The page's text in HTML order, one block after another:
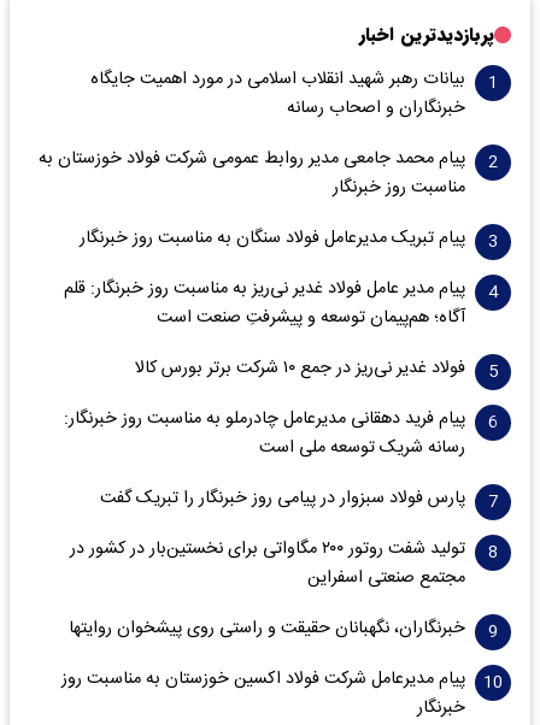
پربازدیدترین اخبار
بیانات رهبر شهید انقلاب اسلامی در مورد اهمیت جایگاه
خبرنگاران و اصحاب رسانه
پیام محمد جامعی مدیر روابط عمومی شرکت فولاد خوزستان به
مناسبت روز خبرنگار
پیام تبریک مدیرعامل فولاد سنگان به مناسبت روز خبرنگار
پیام مدیر عامل فولاد غدیر نی‌ریز به مناسبت روز خبرنگار: قلم
آگاه؛ هم‌پیمان توسعه و پیشرفتِ صنعت است
فولاد غدیر نی‌ریز در جمع ۱۰ شرکت برتر بورس کالا
پیام فرید دهقانی مدیرعامل چادرملو به مناسبت روز خبرنگار:
رسانه شریک توسعه ملی است
پارس فولاد سبزوار در پیامی روز خبرنگار را تبریک گفت
تولید شفت روتور ۲۰۰ مگاواتی برای نخستین‌بار در کشور در
مجتمع صنعتی اسفراین
خبرنگاران، نگهبانان حقیقت و راستی روی پیشخوان روایت­ها
پیام مدیرعامل شرکت فولاد اکسین خوزستان به مناسبت روز
خبرنگار